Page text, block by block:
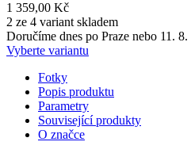
1 359,00 Kč
2 ze 4 variant skladem
Doručíme dnes po Praze nebo 11.
Vyberte variantu
Fotky
Popis produktu
Parametry
Související produkty
O značce